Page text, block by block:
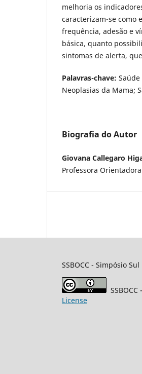
melhoria os
caracterizam-se como
frequência, adesão e
básica, quanto
sintomas de alerta,
Palavras-chave:
Neoplasias da Mama;
Biografia do Autor
Giovana Callegaro
Professora
SSBOCC - Simpósio
SSBOCC
License